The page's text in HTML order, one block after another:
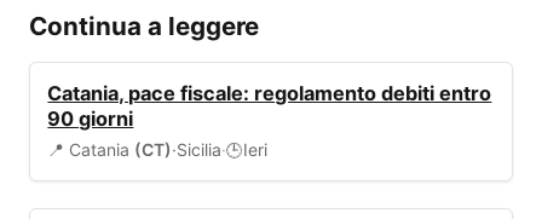
Continua a leggere
Catania, pace fiscale: regolamento debiti entro
90 giorni
📍 Catania (CT)·Sicilia·🕒Ieri